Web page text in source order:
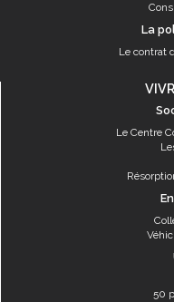
La
Le contrat
Le Centre
50